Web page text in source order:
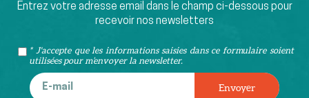
Entrez votre adresse email dans le champ ci-dessous pour
recevoir nos newsletters
* J'accepte que les informations saisies dans ce formulaire soient
utilisées pour m’envoyer la newsletter.